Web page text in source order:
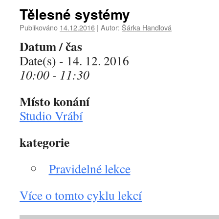
Tělesné systémy
Publikováno 14.12.2016 | Autor: Šárka Handlová
Datum / čas
Date(s) - 14. 12. 2016
10:00 - 11:30
Místo konání
Studio Vrábí
kategorie
Pravidelné lekce
Více o tomto cyklu lekcí